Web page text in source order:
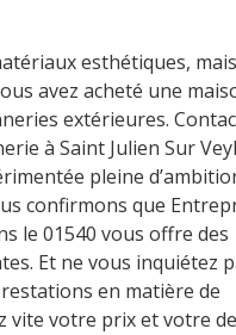
esthétiques, mais
avez acheté une
extérieures.
à Saint Julien Sur
pleine
confirmons que
le 01540 vous offre des
Et ne vous inquiétez
en matière de
vite votre prix et votre